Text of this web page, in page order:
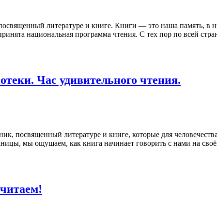
литературе и книге. Книги — это наша память, в
национальная программа чтения. С тех пор по всей
Час удивительного чтения.
посвященный литературе и книге, которые для
мы ощущаем, как книга начинает говорить с нами на